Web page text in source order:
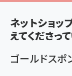
く
ず
ネットショッ
えてくださっ
ゴールドスポ